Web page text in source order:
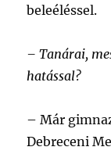
beleéléssel.
– Tanárai,
hatással?
– Már
Debreceni